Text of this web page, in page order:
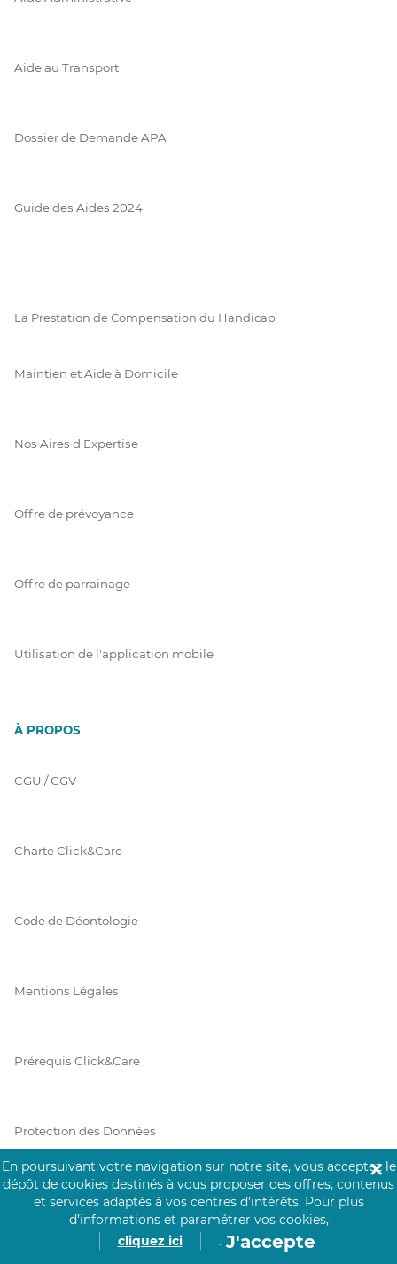
Aide au Transport
Dossier de Demande APA
Guide des Aides 2024
La Prestation de Compensation du Handicap
Maintien et Aide à Domicile
Nos Aires d'Expertise
Offre de prévoyance
Offre de parrainage
Utilisation de l'application mobile
À PROPOS
CGU / GGV
Charte Click&Care
Code de Déontologie
Mentions Légales
Prérequis Click&Care
Protection des Données
Vie Privée
En poursuivant votre navigation sur notre site, vous acceptez le
dépôt de cookies destinés à vous proposer des offres, contenus
et services adaptés à vos centres d’intérêts. Pour plus
d’informations et paramétrer vos cookies,
cliquez ici
. J'accepte
✕